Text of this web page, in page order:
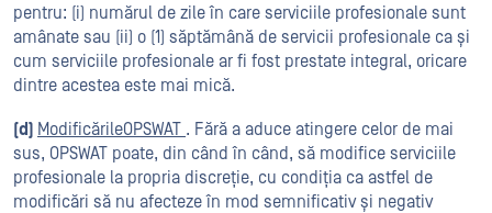
pentru: (i) numărul de zile în care serviciile profesionale sunt
amânate sau (ii) o (1) săptămână de servicii profesionale ca și
cum serviciile profesionale ar fi fost prestate integral, oricare
dintre acestea este mai mică.
(d) ModificărileOPSWAT . Fără a aduce atingere celor de mai
sus, OPSWAT poate, din când în când, să modifice serviciile
profesionale la propria discreție, cu condiția ca astfel de
modificări să nu afecteze în mod semnificativ și negativ